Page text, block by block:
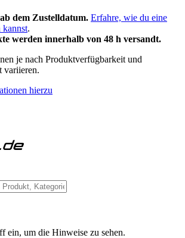
dem Zustelldatum. Erfahre, wie du eine
kannst.
werden innerhalb von 48 h versandt.
je nach Produktverfügbarkeit und
variieren.
hierzu
ein, um die Hinweise zu sehen.